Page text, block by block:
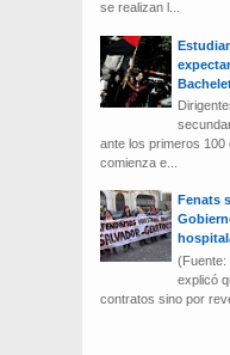
se realizan l...
ante los primeros
comienza e...
Fenats
(Fuente:
explicó
contratos sino por